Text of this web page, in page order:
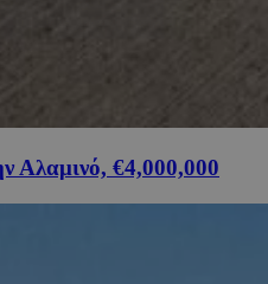
Αλαμινό, €4,000,000